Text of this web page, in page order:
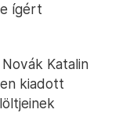
ígért
Katalin
kiadott